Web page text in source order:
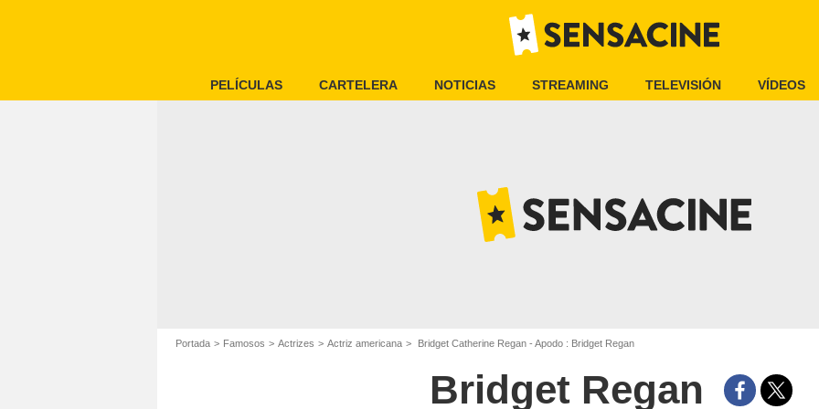
PELÍCULAS CARTELERA NOTICIAS STREAMING TELEVISIÓN VÍDEOS
Portada Famosos Actrizes Actriz americana Bridget Catherine Regan - Apodo : Bridget Regan
Bridget Regan